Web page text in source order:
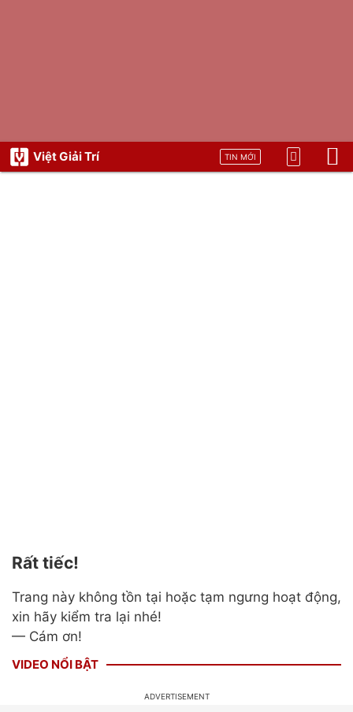
Việt Giải Trí TIN MỚI
Rất tiếc!
Trang này không tồn tại hoặc tạm ngưng hoạt động,
xin hãy kiểm tra lại nhé!
— Cám ơn!
VIDEO NỔI BẬT